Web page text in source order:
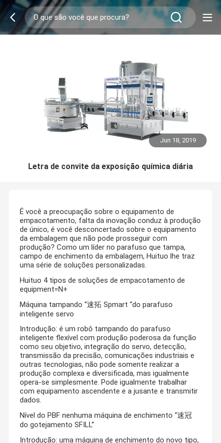
Jun 18, 2019
Letra de convite da exposição química diária
É você a preocupação sobre o equipamento de
empacotamento, falta da inovação conduz à produção
de único, é você desconcertado sobre o equipamento
da embalagem que não pode prosseguir com
produção? Como um líder no parafuso que tampa,
campo de enchimento da embalagem, Huituo lhe traz
uma série de soluções personalizadas.
Huituo 4 tipos de soluções de empacotamento de
equipment=N+
Máquina tampando “速拓 Spmart “do parafuso
inteligente servo
Introdução: é um robô tampando do parafuso
inteligente flexível com produção poderosa da função
como seu objetivo, integração do servo, detecção,
transmissão da precisão, comunicações industriais e
outras tecnologias, não pode somente realizar a
produção complexa e diversificada, mas igualmente
opera-se simplesmente. Pode igualmente trabalhar
com equipamento ascendente e a jusante e transmitir
dados.
Nível do PBF nenhuma máquina de enchimento “速冠
do gotejamento SFILL”
Introdução: uma máquina de enchimento do novo tipo,